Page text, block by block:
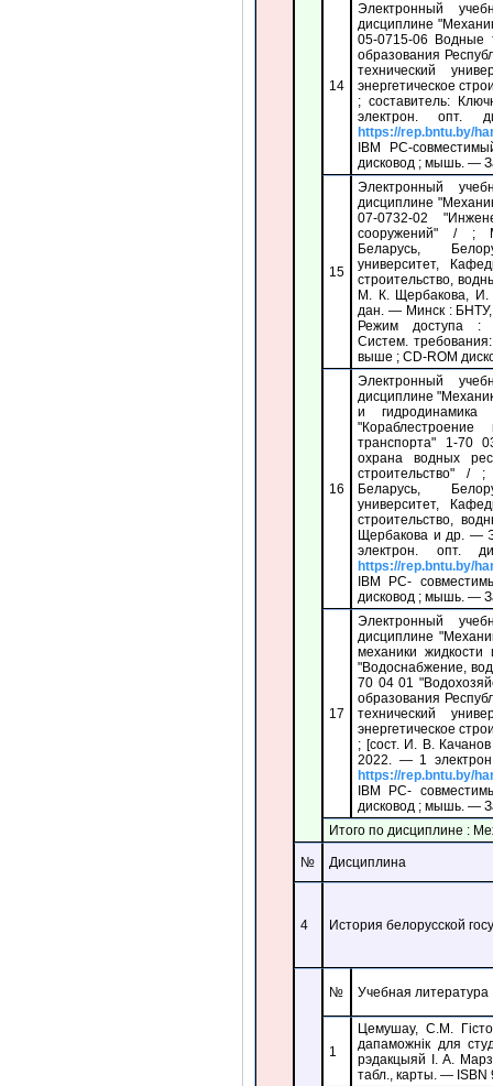
14
Электронный
дисциплине
05-0715-06 Водные
образования
технический
энергетическое
; составитель:
электрон. опт.
https://rep.bntu.by/
IBM PC-
дисковод ; мышь. —
15
Электронный
дисциплине
07-0732-02
сооружений" / ;
Беларусь,
университет,
строительство,
М. К. Щербакова,
дан. — Минск : БНТУ,
Режим доступа
Систем.
выше ; CD-ROM
16
Электронный
дисциплине
и
транспорта" 1-70
охрана водных
строительство" / ;
Беларусь,
университет,
строительство,
Щербакова и др. —
электрон. опт.
https://rep.bntu.by/
IBM PC-
дисковод ; мышь. —
17
Электронный
дисциплине
механики
"Водоснабжение,
70 04 01
образования
технический
энергетическое
; [сост. И. В.
2022. — 1
https://rep.bntu.by/
IBM PC-
дисковод ; мышь. —
Итого по дисциплине :
№ Дисциплина
4 История белорусской
№ Учебная литература
1
Цемушау, С.М.
дапаможнік для
рэдакцыяй І. А.
табл., карты. — ISBN